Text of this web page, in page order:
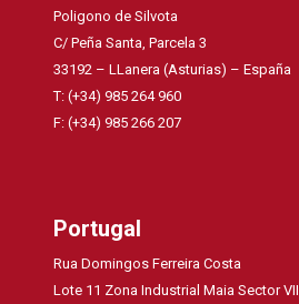
Poligono de Silvota
C/ Peña Santa, Parcela 3
33192 – LLanera (Asturias) – España
T: (+34) 985 264 960
F: (+34) 985 266 207
Portugal
Rua Domingos Ferreira Costa
Lote 11 Zona Industrial Maia Sector VII